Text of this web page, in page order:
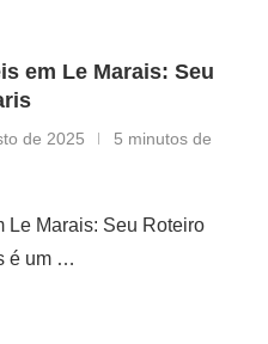
em Le Marais: Seu
de 2025
5 minutos de
Le Marais: Seu Roteiro
é um …